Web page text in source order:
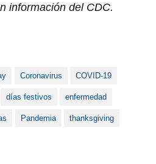
información del CDC.
Coronavirus COVID-19
días festivos enfermedad
Pandemia thanksgiving